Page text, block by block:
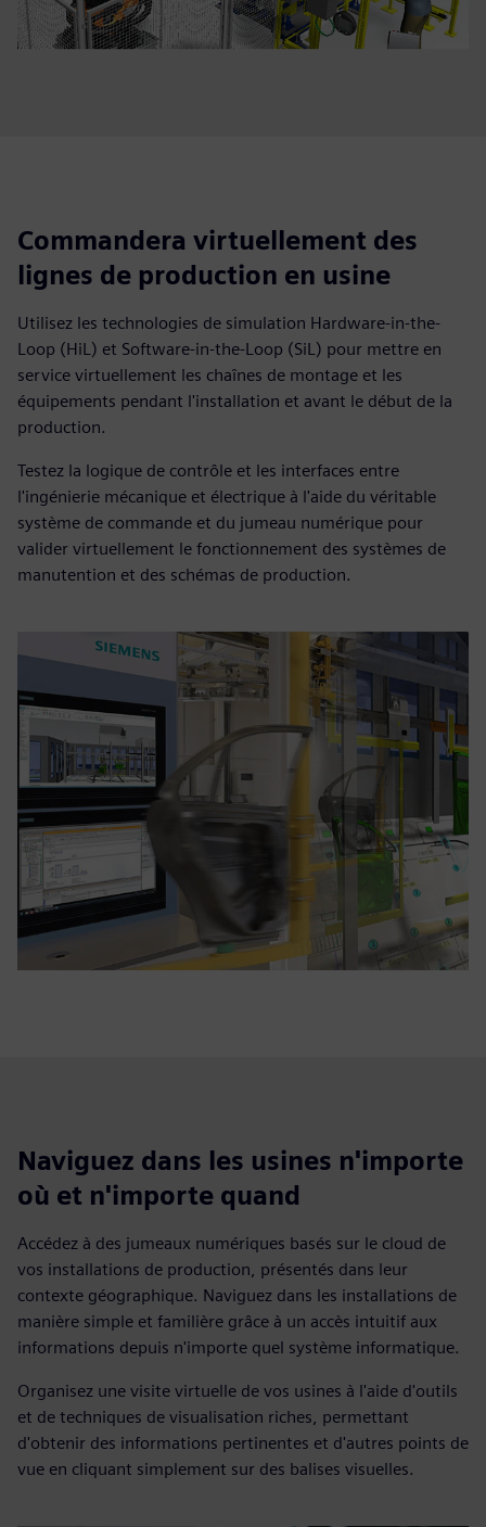
Commandera virtuellement des
lignes de production en usine
Utilisez les technologies de simulation Hardware-in-the-
Loop (HiL) et Software-in-the-Loop (SiL) pour mettre en
service virtuellement les chaînes de montage et les
équipements pendant l'installation et avant le début de la
production.
Testez la logique de contrôle et les interfaces entre
l'ingénierie mécanique et électrique à l'aide du véritable
système de commande et du jumeau numérique pour
valider virtuellement le fonctionnement des systèmes de
manutention et des schémas de production.
Naviguez dans les usines n'importe
où et n'importe quand
Accédez à des jumeaux numériques basés sur le cloud de
vos installations de production, présentés dans leur
contexte géographique. Naviguez dans les installations de
manière simple et familière grâce à un accès intuitif aux
informations depuis n'importe quel système informatique.
Organisez une visite virtuelle de vos usines à l'aide d'outils
et de techniques de visualisation riches, permettant
d'obtenir des informations pertinentes et d'autres points de
vue en cliquant simplement sur des balises visuelles.